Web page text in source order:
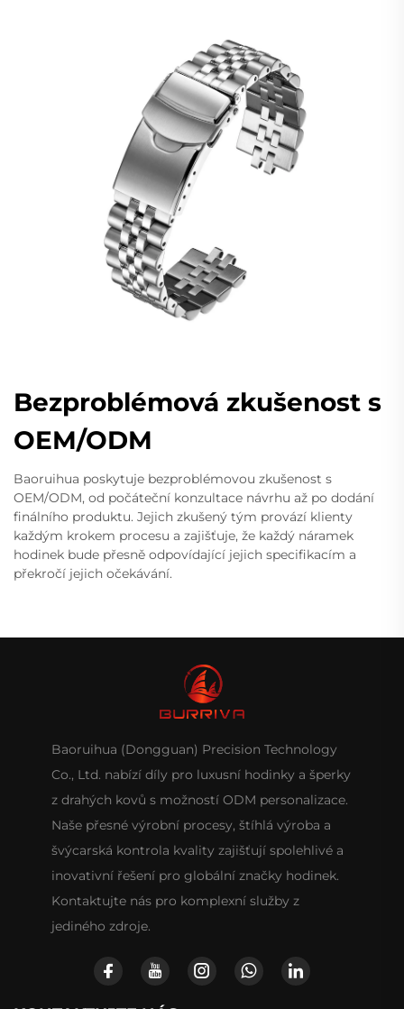
Bezproblémová zkušenost s
OEM/ODM
Baoruihua poskytuje bezproblémovou zkušenost s
OEM/ODM, od počáteční konzultace návrhu až po dodání
finálního produktu. Jejich zkušený tým provází klienty
každým krokem procesu a zajišťuje, že každý náramek
hodinek bude přesně odpovídající jejich specifikacím a
překročí jejich očekávání.
Baoruihua (Dongguan) Precision Technology
Co., Ltd. nabízí díly pro luxusní hodinky a šperky
z drahých kovů s možností ODM personalizace.
Naše přesné výrobní procesy, štíhlá výroba a
švýcarská kontrola kvality zajišťují spolehlivé a
inovativní řešení pro globální značky hodinek.
Kontaktujte nás pro komplexní služby z
jediného zdroje.